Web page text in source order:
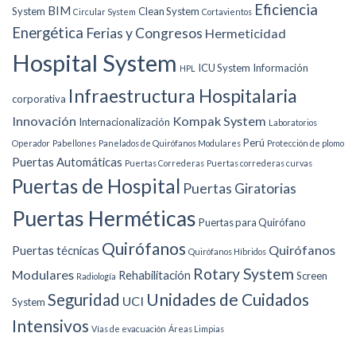
System BIM Circular System Clean System Cortavientos Eficiencia
Energética Ferias y Congresos Hermeticidad
Hospital System HPL ICU System Información
corporativa Infraestructura Hospitalaria
Innovación Internacionalización Kompak System Laboratorios
Operador Pabellones Panelados de Quirófanos Modulares Perú Protección de plomo
Puertas Automáticas Puertas Correderas Puertas correderas curvas
Puertas de Hospital Puertas Giratorias
Puertas Herméticas Puertas para Quirófano
Puertas técnicas Quirófanos Quirófanos Híbridos Quirófanos
Modulares Radiología Rehabilitación Rotary System Screen
System Seguridad UCI Unidades de Cuidados
Intensivos Vías de evacuación Áreas Limpias